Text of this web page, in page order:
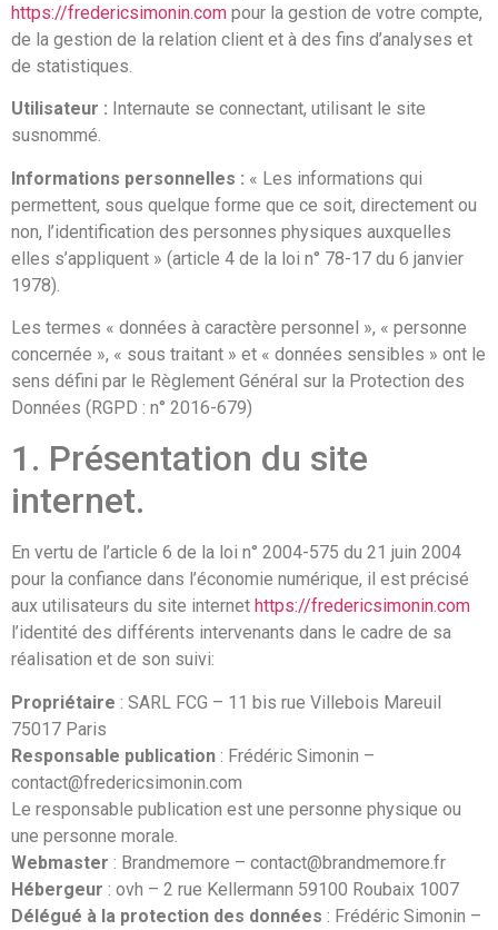
https://fredericsimonin.com pour la gestion de votre compte,
de la gestion de la relation client et à des fins d’analyses et
de statistiques.
Utilisateur : Internaute se connectant, utilisant le site
susnommé.
Informations personnelles : « Les informations qui
permettent, sous quelque forme que ce soit, directement ou
non, l’identification des personnes physiques auxquelles
elles s’appliquent » (article 4 de la loi n° 78-17 du 6 janvier
1978).
Les termes « données à caractère personnel », « personne
concernée », « sous traitant » et « données sensibles » ont le
sens défini par le Règlement Général sur la Protection des
Données (RGPD : n° 2016-679)
1. Présentation du site
internet.
En vertu de l’article 6 de la loi n° 2004-575 du 21 juin 2004
pour la confiance dans l’économie numérique, il est précisé
aux utilisateurs du site internet https://fredericsimonin.com
l’identité des différents intervenants dans le cadre de sa
réalisation et de son suivi:
Propriétaire : SARL FCG – 11 bis rue Villebois Mareuil
75017 Paris
Responsable publication : Frédéric Simonin –
contact@fredericsimonin.com
Le responsable publication est une personne physique ou
une personne morale.
Webmaster : Brandmemore – contact@brandmemore.fr
Hébergeur : ovh – 2 rue Kellermann 59100 Roubaix 1007
Délégué à la protection des données : Frédéric Simonin –